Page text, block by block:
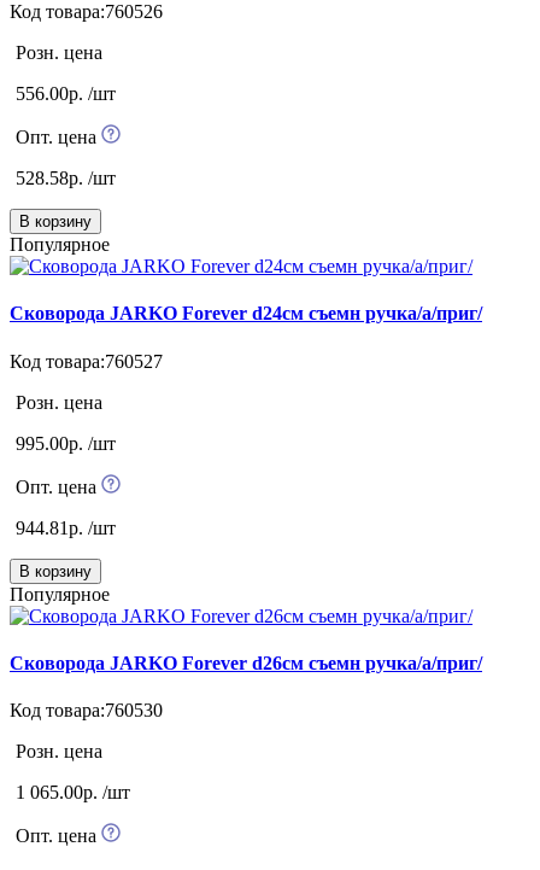
Код товара:760526
Розн. цена
556.00р. /шт
Опт. цена
528.58р. /шт
В корзину
Популярное
Сковорода JARKO Forever d24см съемн ручка/а/приг/
Код товара:760527
Розн. цена
995.00р. /шт
Опт. цена
944.81р. /шт
В корзину
Популярное
Сковорода JARKO Forever d26см съемн ручка/а/приг/
Код товара:760530
Розн. цена
1 065.00р. /шт
Опт. цена